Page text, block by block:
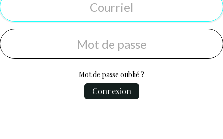
Mot de passe oublié ?
Connexion